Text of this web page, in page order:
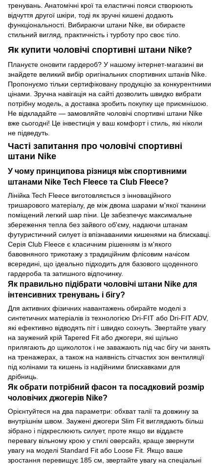
тренувань. Анатомічні крої та еластичні пояси створюють
відчуття другої шкіри, тоді як зручні кишені додають
функціональності. Вибираючи штани Nike, ви обираєте
стильний вигляд, практичність і турботу про своє тіло.
Як купити чоловічі спортивні штани Nike?
Плануєте оновити гардероб? У нашому інтернет-магазині ви
знайдете великий вибір оригінальних спортивних штанів Nike.
Пропонуємо тільки сертифіковану продукцію за конкурентними
цінами. Зручна навігація на сайті дозволить швидко вибрати
потрібну модель, а доставка зробить покупку ще приємнішою.
Не відкладайте — замовляйте чоловічі спортивні штани Nike
вже сьогодні! Це інвестиція у ваш комфорт і стиль, які ніколи
не підведуть.
Часті запитання про чоловічі спортивні
штани Nike
У чому принципова різниця між спортивними
штанами Nike Tech Fleece та Club Fleece?
Лінійка Tech Fleece виготовляється з інноваційного
тришарового матеріалу, де між двома шарами м'якої тканини
поміщений легкий шар піни. Це забезпечує максимальне
збереження тепла без зайвого об'єму, надаючи штанам
футуристичний силует із впізнаваними кишенями на блискавці.
Серія Club Fleece є класичним рішенням із м'якого
бавовняного трикотажу з традиційним флісовим начісом
всередині, що ідеально підходить для базового щоденного
гардероба та затишного відпочинку.
Як правильно підібрати чоловічі штани Nike для
інтенсивних тренувань і бігу?
Для активних фізичних навантажень обирайте моделі з
синтетичних матеріалів із технологією Dri-FIT або Dri-FIT ADV,
які ефективно відводять піт і швидко сохнуть. Звертайте увагу
на заужений крій Tapered Fit або джогери, які щільно
прилягають до щиколоток і не заважають під час бігу чи занять
на тренажерах, а також на наявність сітчастих зон вентиляції
під колінами та кишень із надійними блискавками для
дрібниць.
Як обрати потрібний фасон та посадковий розмір
чоловічих джогерів Nike?
Орієнтуйтеся на два параметри: обхват талії та довжину за
внутрішнім швом. Заужені джогери Slim Fit виглядають більш
зібрано і підкреслюють силует, проте якщо ви віддаєте
перевагу вільному крою у стилі оверсайз, краще звернути
увагу на моделі Standard Fit або Loose Fit. Якщо ваше
зростання перевищує 185 см, звертайте увагу на спеціальні